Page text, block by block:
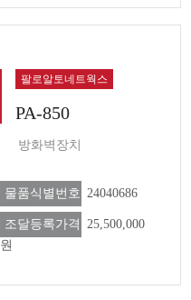
팔로알토네트웍스
PA-850
방화벽장치
물품식별번호 24040686
조달등록가격
25,500,000
원